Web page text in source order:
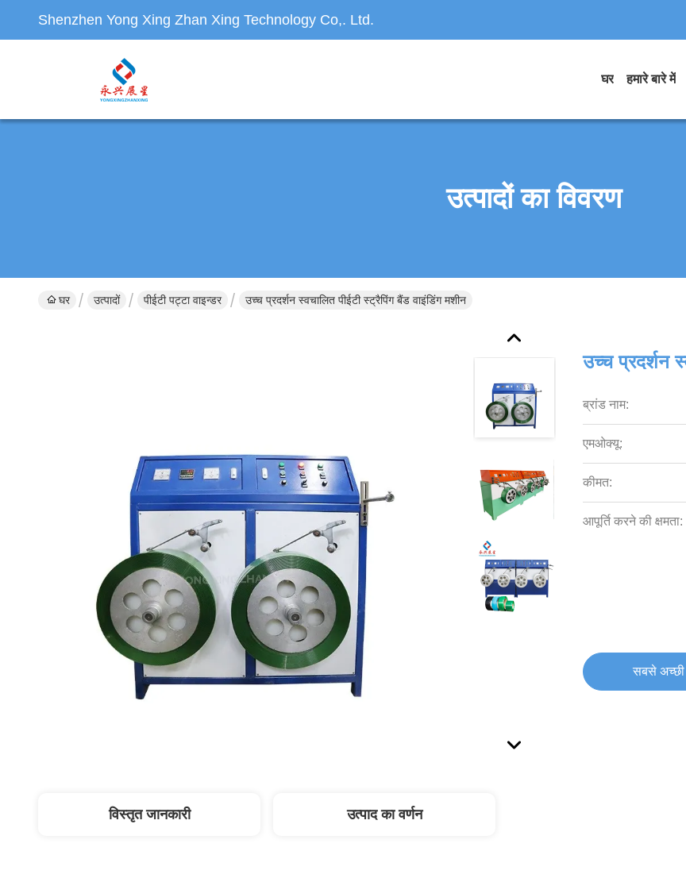
Shenzhen Yong Xing Zhan Xing Technology Co,. Ltd.
घर हमारे बारे में
उत्पादों का विवरण
घर उत्पादों पीईटी पट्टा वाइन्डर उच्च प्रदर्शन स्वचालित पीईटी स्ट्रैपिंग बैंड वाइंडिंग मशीन
उच्च प्रदर्शन
ब्रांड नाम:
एमओक्यू:
कीमत:
आपूर्ति करने की क्षमता:
सबसे अच्छी
विस्तृत जानकारी उत्पाद का वर्णन